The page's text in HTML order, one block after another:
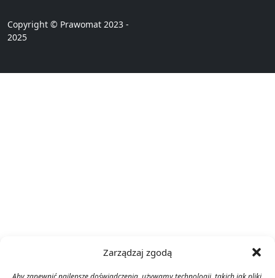
Zarządzaj zgodą
Copyright © Prawomat 2023 -
2025